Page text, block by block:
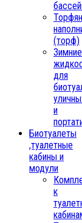
(торф)
Зимние
для
и
Биотуалеты
,туалетные
кабины и
модули
к